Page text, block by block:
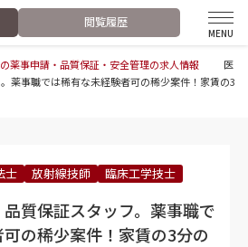
閲覧履歴
薬事申請・品質保証・安全管理の求人情報
医
薬事職では稀有な未経験者可の稀少案件！家賃の3
士 放射線技師 臨床工学技士
質保証スタッフ。薬事職で
の稀少案件！家賃の3分の